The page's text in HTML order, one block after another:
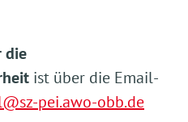
die
ist über die Email-
pei.awo-obb.de